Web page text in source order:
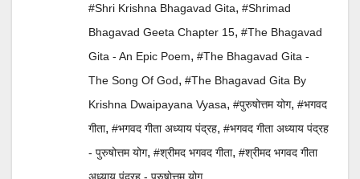
#Shri Krishna Bhagavad Gita, #Shrimad
Bhagavad Geeta Chapter 15, #The Bhagavad
Gita - An Epic Poem, #The Bhagavad Gita -
The Song Of God, #The Bhagavad Gita By
Krishna Dwaipayana Vyasa, #पुरुषोत्तम योग, #भगवद
गीता, #भगवद गीता अध्याय पंद्रह, #भगवद गीता अध्याय पंद्रह
- पुरुषोत्तम योग, #श्रीमद भगवद गीता, #श्रीमद भगवद गीता